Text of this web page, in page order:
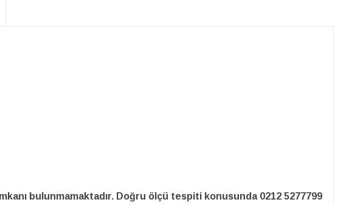
bulunmamaktadır. Doğru ölçü tespiti konusunda 0212 5277799